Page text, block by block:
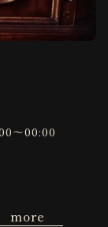
～00:00
more